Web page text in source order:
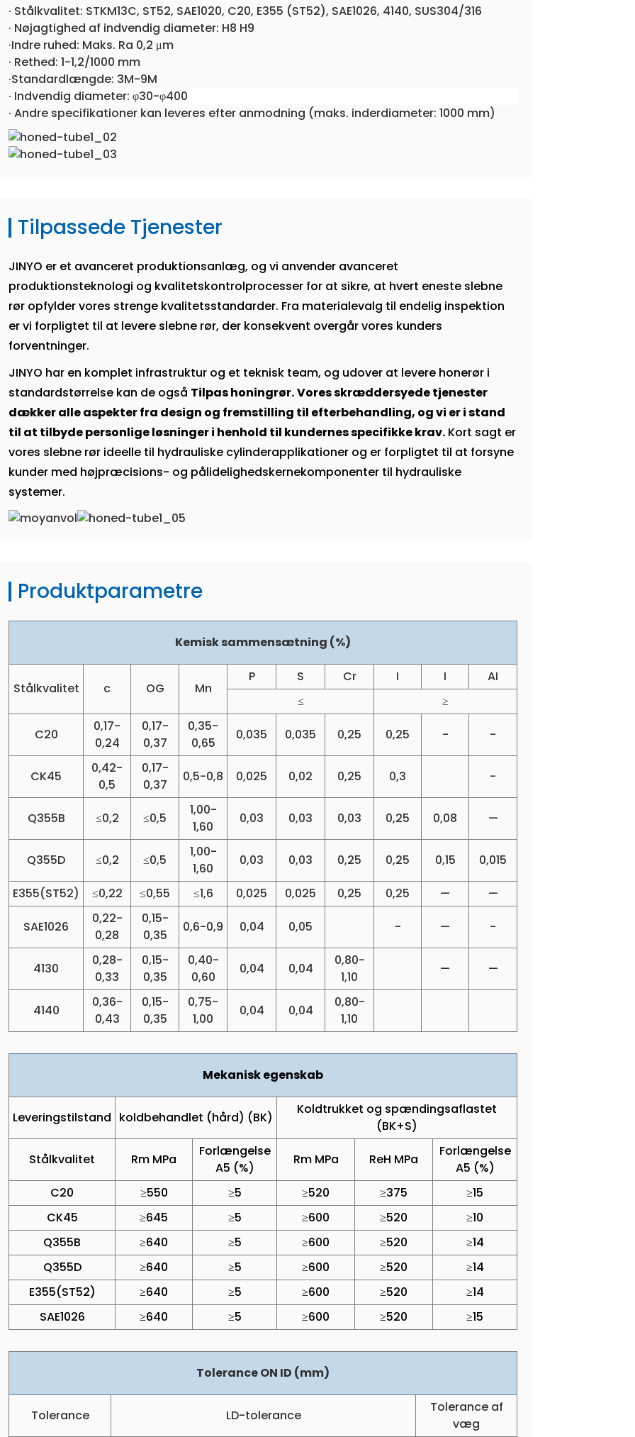
· Stålkvalitet: STKM13C, ST52, SAE1020, C20, E355 (ST52), SAE1026, 4140, SUS304/316
· Nøjagtighed af indvendig diameter: H8 H9
·Indre ruhed: Maks. Ra 0,2 μm
· Rethed: 1-1,2/1000 mm
·Standardlængde: 3M-9M
· Indvendig diameter: φ30-φ400
· Andre specifikationer kan leveres efter anmodning (maks. inderdiameter: 1000 mm)
Tilpassede Tjenester
JINYO er et avanceret produktionsanlæg, og vi anvender avanceret
produktionsteknologi og kvalitetskontrolprocesser for at sikre, at hvert eneste slebne
rør opfylder vores strenge kvalitetsstandarder. Fra materialevalg til endelig inspektion
er vi forpligtet til at levere slebne rør, der konsekvent overgår vores kunders
forventninger.
JINYO har en komplet infrastruktur og et teknisk team, og udover at levere honerør i
standardstørrelse kan de også Tilpas honingrør.Vores skræddersyede tjenester
dækker alle aspekter fra design og fremstilling til efterbehandling, og vi er i stand
til at tilbyde personlige løsninger i henhold til kundernes specifikke krav. Kort sagt er
vores slebne rør ideelle til hydrauliske cylinderapplikationer og er forpligtet til at forsyne
kunder med højpræcisions- og pålidelighedskernekomponenter til hydrauliske
systemer.
Produktparametre
Kemisk sammensætning (%)
Stålkvalitet c OG Mn
P S Cr I I
AI
≤
≥
C20
0,17-
0,24
0,17-
0,37
0,35-
0,65
0,035 0,035 0,25 0,25 - -
CK45
0,42-
0,5
0,17-
0,37
0,5-0,8 0,025 0,02 0,25 0,3 -
Q355B ≤0,2 ≤0,5
1,00-
1,60
0,03 0,03 0,03 0,25 0,08 —
Q355D ≤0,2 ≤0,5
1,00-
1,60
0,03 0,03 0,25 0,25 0,15 0,015
E355(ST52) ≤0,22 ≤0,55 ≤1,6 0,025 0,025 0,25 0,25 — —
SAE1026
0,22-
0,28
0,15-
0,35
0,6-0,9 0,04 0,05 - — -
4130
0,28-
0,33
0,15-
0,35
0,40-
0,60
0,04 0,04
0,80-
1,10
— —
4140
0,36-
0,43
0,15-
0,35
0,75-
1,00
0,04 0,04
0,80-
1,10
Mekanisk egenskab
Leveringstilstand koldbehandlet (hård) (BK)
Koldtrukket og spændingsaflastet
(BK+S)
Stålkvalitet Rm MPa
Forlængelse
A5 (%)
Rm MPa ReH MPa
Forlængelse
A5 (%)
C20
≥550 ≥5 ≥520 ≥375
≥15
CK45
≥645 ≥5 ≥600 ≥520
≥10
Q355B
≥640 ≥5 ≥600 ≥520
≥14
Q355D
≥640 ≥5 ≥600 ≥520
≥14
E355(ST52)
≥640 ≥5 ≥600 ≥520
≥14
SAE1026
≥640 ≥5 ≥600 ≥520 ≥15
Tolerance ON ID (mm)
Tolerance LD-tolerance
Tolerance af
væg